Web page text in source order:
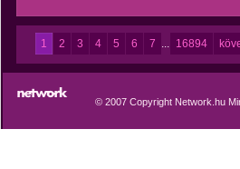
1 2 3 4 5 6 7 ... 16894
© 2007 Copyright Network.hu